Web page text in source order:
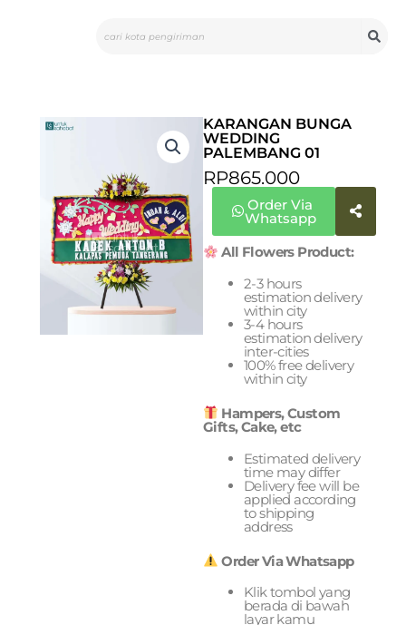
KARANGAN BUNGA
WEDDING
PALEMBANG 01
RP865.000
Order Via
Whatsapp
All Flowers Product:
2-3 hours
estimation delivery
within city
3-4 hours
estimation delivery
inter-cities
100% free delivery
within city
Hampers, Custom
Gifts, Cake, etc
Estimated delivery
time may differ
Delivery fee will be
applied according
to shipping
address
Order Via Whatsapp
Klik tombol yang
berada di bawah
layar kamu